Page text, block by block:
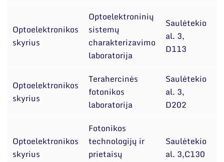
Optoelektronikos
skyrius
Optoelektroninių
sistemų
charakterizavimo
laboratorija
Saulėtekio
al. 3,
D113
Optoelektronikos
skyrius
Terahercinės
fotonikos
laboratorija
Saulėtekio
al. 3,
D202
Optoelektronikos
skyrius
Fotonikos
technologijų ir
prietaisų
Saulėtekio
al. 3,C130